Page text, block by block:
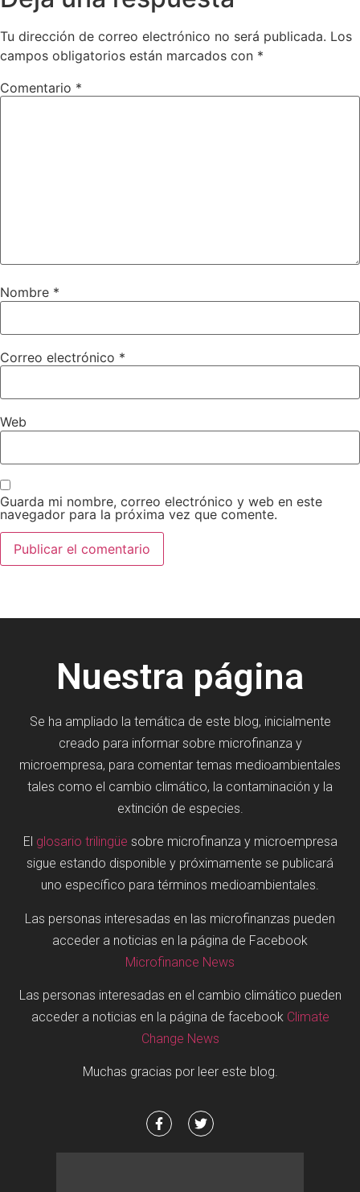
Tu dirección de correo electrónico no será publicada. Los
campos obligatorios están marcados con *
Comentario *
Nombre *
Correo electrónico *
Web
Guarda mi nombre, correo electrónico y web en este
navegador para la próxima vez que comente.
Nuestra página
Se ha ampliado la temática de este blog, inicialmente
creado para informar sobre microfinanza y
microempresa, para comentar temas medioambientales
tales como el cambio climático, la contaminación y la
extinción de especies.
El glosario trilingüe sobre microfinanza y microempresa
sigue estando disponible y próximamente se publicará
uno específico para términos medioambientales.
Las personas interesadas en las microfinanzas pueden
acceder a noticias en la página de Facebook
Microfinance News
Las personas interesadas en el cambio climático pueden
acceder a noticias en la página de facebook Climate
Change News
Muchas gracias por leer este blog.